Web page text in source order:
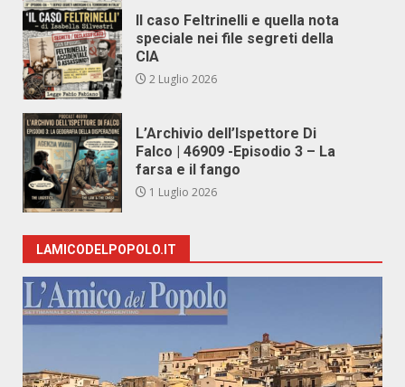
Il caso Feltrinelli e quella nota
speciale nei file segreti della
CIA
2 Luglio 2026
L’Archivio dell’Ispettore Di
Falco | 46909 -Episodio 3 – La
farsa e il fango
1 Luglio 2026
LAMICODELPOPOLO.IT